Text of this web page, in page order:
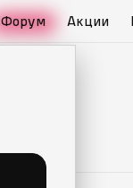
Форум Акции